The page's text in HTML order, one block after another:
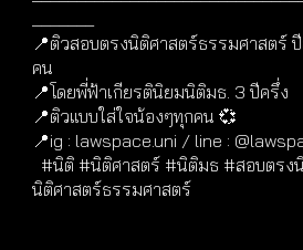
📍ติวสอบตรงนิติศาสตร์ธรรมศาสตร์
คน
📍โดยพี่ฟ้าเกียรตินิยมนิติมธ. 3 ปีครึ่ง
📍ติวแบบใส่ใจน้องๆทุกคน 💞
📍ig : lawspace.uni / line :
#นิติ #นิติศาสตร์ #นิติมธ #สอบตรง
นิติศาสตร์ธรรมศาสตร์